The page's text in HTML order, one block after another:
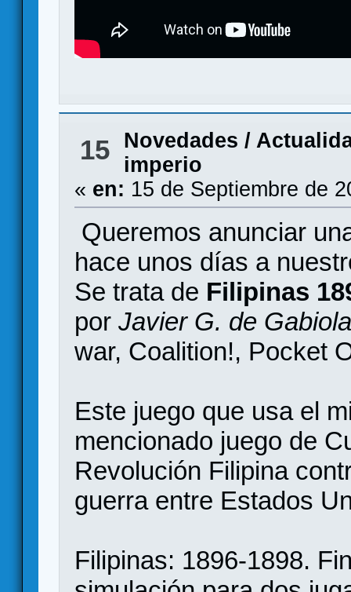
15
Novedades /
imperio
« en: 15 de Septiembre de
Queremos anunciar
hace unos días a
Se trata de Filipinas
porJavier G. de
war, Coalition!, Pocket
Este juego que usa el
mencionado juego de
Revolución Filipina
guerra entre Estados
Filipinas: 1896-1898.